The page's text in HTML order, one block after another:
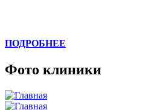
ПОДРОБНЕЕ
Фото клиники